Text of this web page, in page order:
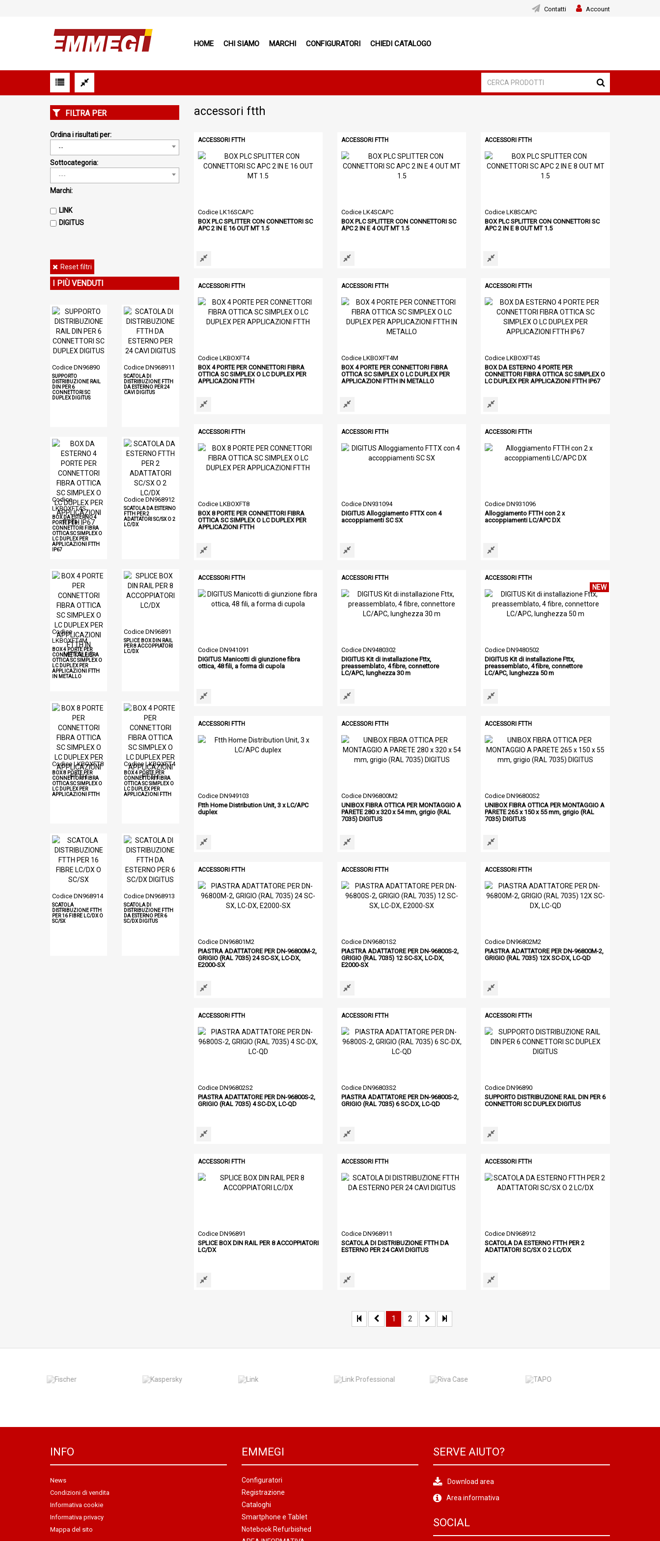
Account
Contatti
HOME CHI SIAMO MARCHI CONFIGURATORI CHIEDI CATALOGO
FILTRA PER
Ordina i risultati per:
--
Sottocategoria:
---
Marchi:
LINK
DIGITUS
Reset filtri
I PIÙ VENDUTI
Codice DN96890
SUPPORTO
DISTRIBUZIONE RAIL
DIN PER 6
CONNETTORI SC
DUPLEX DIGITUS
Codice DN968911
SCATOLA DI
DISTRIBUZIONE FTTH
DA ESTERNO PER 24
CAVI DIGITUS
Codice
LKBOXFT4S
BOX DA ESTERNO 4
PORTE PER
CONNETTORI FIBRA
OTTICA SC SIMPLEX O
LC DUPLEX PER
APPLICAZIONI FTTH
IP67
Codice DN968912
SCATOLA DA ESTERNO
FTTH PER 2
ADATTATORI SC/SX O 2
LC/DX
Codice
LKBOXFT4M
BOX 4 PORTE PER
CONNETTORI FIBRA
OTTICA SC SIMPLEX O
LC DUPLEX PER
APPLICAZIONI FTTH
IN METALLO
Codice DN96891
SPLICE BOX DIN RAIL
PER 8 ACCOPPIATORI
LC/DX
Codice LKBOXFT8
BOX 8 PORTE PER
CONNETTORI FIBRA
OTTICA SC SIMPLEX O
LC DUPLEX PER
APPLICAZIONI FTTH
Codice LKBOXFT4
BOX 4 PORTE PER
CONNETTORI FIBRA
OTTICA SC SIMPLEX O
LC DUPLEX PER
APPLICAZIONI FTTH
Codice DN968914
SCATOLA
DISTRIBUZIONE FTTH
PER 16 FIBRE LC/DX O
SC/SX
Codice DN968913
SCATOLA DI
DISTRIBUZIONE FTTH
DA ESTERNO PER 6
SC/DX DIGITUS
accessori ftth
ACCESSORI FTTH
Codice LK16SCAPC
BOX PLC SPLITTER CON CONNETTORI SC
APC 2 IN E 16 OUT MT 1.5
ACCESSORI FTTH
Codice LK4SCAPC
BOX PLC SPLITTER CON CONNETTORI SC
APC 2 IN E 4 OUT MT 1.5
ACCESSORI FTTH
Codice LK8SCAPC
BOX PLC SPLITTER CON CONNETTORI SC
APC 2 IN E 8 OUT MT 1.5
ACCESSORI FTTH
Codice LKBOXFT4
BOX 4 PORTE PER CONNETTORI FIBRA
OTTICA SC SIMPLEX O LC DUPLEX PER
APPLICAZIONI FTTH
ACCESSORI FTTH
Codice LKBOXFT4M
BOX 4 PORTE PER CONNETTORI FIBRA
OTTICA SC SIMPLEX O LC DUPLEX PER
APPLICAZIONI FTTH IN METALLO
ACCESSORI FTTH
Codice LKBOXFT4S
BOX DA ESTERNO 4 PORTE PER
CONNETTORI FIBRA OTTICA SC SIMPLEX O
LC DUPLEX PER APPLICAZIONI FTTH IP67
ACCESSORI FTTH
Codice LKBOXFT8
BOX 8 PORTE PER CONNETTORI FIBRA
OTTICA SC SIMPLEX O LC DUPLEX PER
APPLICAZIONI FTTH
ACCESSORI FTTH
Codice DN931094
DIGITUS Alloggiamento FTTX con 4
accoppiamenti SC SX
ACCESSORI FTTH
Codice DN931096
Alloggiamento FTTH con 2 x
accoppiamenti LC/APC DX
ACCESSORI FTTH
Codice DN941091
DIGITUS Manicotti di giunzione fibra
ottica, 48 fili, a forma di cupola
ACCESSORI FTTH
Codice DN9480302
DIGITUS Kit di installazione Fttx,
preassemblato, 4 fibre, connettore
LC/APC, lunghezza 30 m
ACCESSORI FTTH
Codice DN9480502
DIGITUS Kit di installazione Fttx,
preassemblato, 4 fibre, connettore
LC/APC, lunghezza 50 m
NEW
ACCESSORI FTTH
Codice DN949103
Ftth Home Distribution Unit, 3 x LC/APC
duplex
ACCESSORI FTTH
Codice DN96800M2
UNIBOX FIBRA OTTICA PER MONTAGGIO A
PARETE 280 x 320 x 54 mm, grigio (RAL
7035) DIGITUS
ACCESSORI FTTH
Codice DN96800S2
UNIBOX FIBRA OTTICA PER MONTAGGIO A
PARETE 265 x 150 x 55 mm, grigio (RAL
7035) DIGITUS
ACCESSORI FTTH
Codice DN96801M2
PIASTRA ADATTATORE PER DN-96800M-2,
GRIGIO (RAL 7035) 24 SC-SX, LC-DX,
E2000-SX
ACCESSORI FTTH
Codice DN96801S2
PIASTRA ADATTATORE PER DN-96800S-2,
GRIGIO (RAL 7035) 12 SC-SX, LC-DX,
E2000-SX
ACCESSORI FTTH
Codice DN96802M2
PIASTRA ADATTATORE PER DN-96800M-2,
GRIGIO (RAL 7035) 12X SC-DX, LC-QD
ACCESSORI FTTH
Codice DN96802S2
PIASTRA ADATTATORE PER DN-96800S-2,
GRIGIO (RAL 7035) 4 SC-DX, LC-QD
ACCESSORI FTTH
Codice DN96803S2
PIASTRA ADATTATORE PER DN-96800S-2,
GRIGIO (RAL 7035) 6 SC-DX, LC-QD
ACCESSORI FTTH
Codice DN96890
SUPPORTO DISTRIBUZIONE RAIL DIN PER 6
CONNETTORI SC DUPLEX DIGITUS
ACCESSORI FTTH
Codice DN96891
SPLICE BOX DIN RAIL PER 8 ACCOPPIATORI
LC/DX
ACCESSORI FTTH
Codice DN968911
SCATOLA DI DISTRIBUZIONE FTTH DA
ESTERNO PER 24 CAVI DIGITUS
ACCESSORI FTTH
Codice DN968912
SCATOLA DA ESTERNO FTTH PER 2
ADATTATORI SC/SX O 2 LC/DX
1 2
INFO
News
Condizioni di vendita
Informativa cookie
Informativa privacy
Mappa del sito
EMMEGI
Configuratori
Registrazione
Cataloghi
Smartphone e Tablet
Notebook Refurbished
SERVE AIUTO?
Download area
Area informativa
SOCIAL